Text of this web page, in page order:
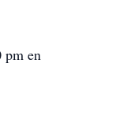
pm en